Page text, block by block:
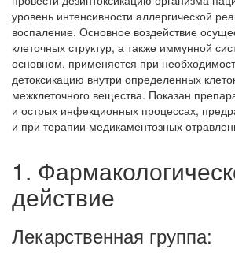
уровень интенсивности аллергической
воспаление. Основное воздействие
клеточных структур, а также иммунной
основном, применяется при
детоксикацию внутри определенных
межклеточного вещества. Показан
и острых инфекционных процессах,
и при терапии медикаментозных
1.
действие
Лекарственная группа: